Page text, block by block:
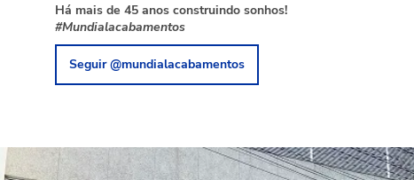
Há mais de 45 anos construindo sonhos!
#Mundialacabamentos
Seguir @mundialacabamentos